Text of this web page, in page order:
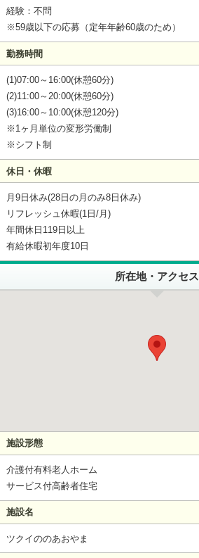
経験：不問
※59歳以下の応募（定年年齢60歳のため）
勤務時間
(1)07:00～16:00(休憩60分)
(2)11:00～20:00(休憩60分)
(3)16:00～10:00(休憩120分)
※1ヶ月単位の変形労働制
※シフト制
休日・休暇
月9日休み(28日の月のみ8日休み)
リフレッシュ休暇(1日/月)
年間休日119日以上
有給休暇初年度10日
所在地・アクセス
施設形態
介護付有料老人ホーム
サービス付高齢者住宅
施設名
ツクイののあおやま